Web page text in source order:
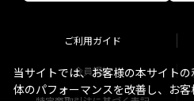
ご利用ガイド
会員規約
当サイトでは、お客様の本サイト
体のパフォーマンスを改善し、お